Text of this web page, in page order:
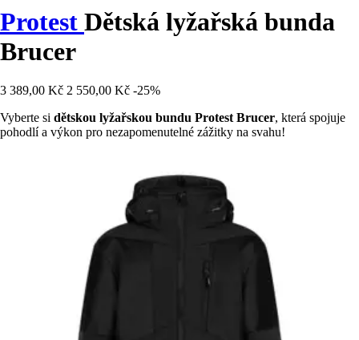
Protest Dětská lyžařská bunda
Brucer
3 389,00 Kč 2 550,00 Kč -25%
Vyberte si dětskou lyžařskou bundu Protest Brucer, která spojuje
pohodlí a výkon pro nezapomenutelné zážitky na svahu!